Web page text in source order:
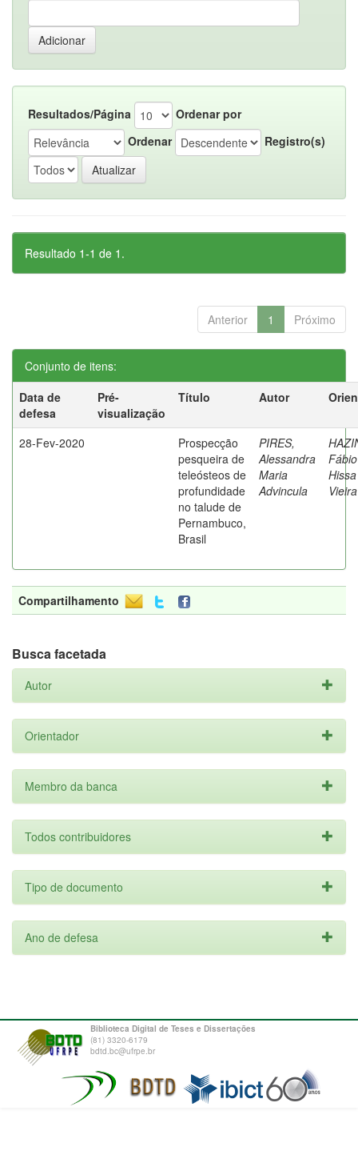
Resultados/Página
Ordenar por
Ordenar
Registro(s)
Resultado 1-1 de 1.
Anterior 1 Próximo
Conjunto de itens:
Data de
defesa
Pré-
visualização
Título Autor
28-Fev-2020
Prospecção
pesqueira de
teleósteos de
profundidade
no talude de
Pernambuco,
Brasil
PIRES,
Alessandra
Maria
Advincula
Fábio
Hissa
Vieira
Compartilhamento
Busca facetada
Autor
Orientador
Membro da banca
Todos contribuidores
Tipo de documento
Ano de defesa
Biblioteca Digital de Teses e Dissertações
(81) 3320-6179
bdtd.bc@ufrpe.br